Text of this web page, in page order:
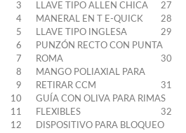
3
4
5
6
7
8
9
10
11
12
LLAVE TIPO ALLEN CHICA
27
MANERAL EN T E-QUICK
28
LLAVE TIPO INGLESA
29
PUNZÓN RECTO CON PUNTA
ROMA
30
MANGO POLIAXIAL PARA
RETIRAR CCM
31
GUÍA CON OLIVA PARA RIMAS
FLEXIBLES
32
DISPOSITIVO PARA BLOQUEO